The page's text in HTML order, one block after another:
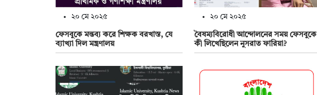
২০ মে ২০২৫
ফেসবুকে মন্তব্য করে শিক্ষক বরখাস্ত, যে
ব্যাখ্যা দিল মন্ত্রণালয়
২০ মে ২০২৫
বৈষম্যবিরোধী আন্দোলনের সময় ফেসবুকে
কী লিখেছিলেন নুসরাত ফারিয়া?